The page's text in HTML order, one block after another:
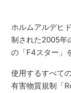
ホルムアルデヒ
制された2005年
の「F4スター」
使用するすべて
有害物質規制「